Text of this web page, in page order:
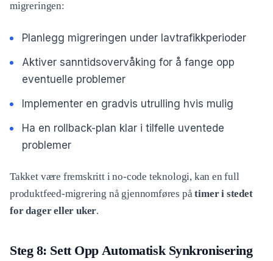
migreringen:
Planlegg migreringen under lavtrafikkperioder
Aktiver sanntidsovervåking for å fange opp
eventuelle problemer
Implementer en gradvis utrulling hvis mulig
Ha en rollback-plan klar i tilfelle uventede
problemer
Takket være fremskritt i no-code teknologi, kan en full
produktfeed-migrering nå gjennomføres påtimer i stedet
for dager eller uker.
Steg 8: Sett Opp Automatisk Synkronisering